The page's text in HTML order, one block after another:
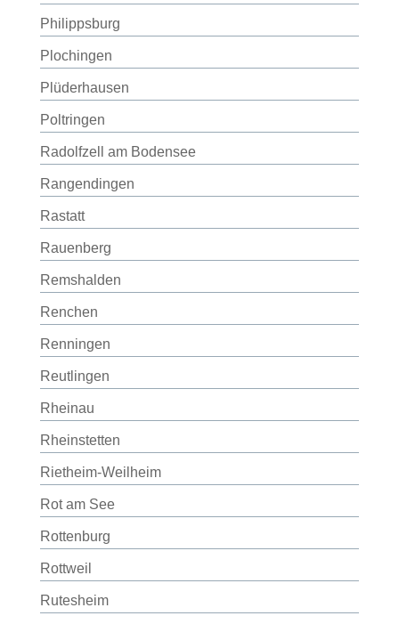
Philippsburg
Plochingen
Plüderhausen
Poltringen
Radolfzell am Bodensee
Rangendingen
Rastatt
Rauenberg
Remshalden
Renchen
Renningen
Reutlingen
Rheinau
Rheinstetten
Rietheim-Weilheim
Rot am See
Rottenburg
Rottweil
Rutesheim